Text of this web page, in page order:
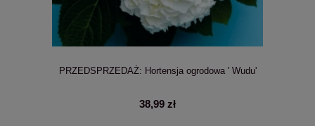
PRZEDSPRZEDAŻ: Hortensja ogrodowa ' Wudu'
38,99 zł